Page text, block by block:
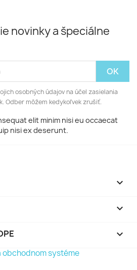
novinky a špeciálne
osobných údajov na účel zasielania
Odber môžem kedykoľvek zrušiť.
elit minim nisi eu occaecat
nisi ex deserunt.


keyboard_arrow_down
systéme